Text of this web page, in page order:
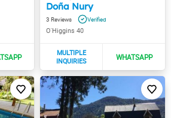
Doña Nury
3
O´Higgins 40